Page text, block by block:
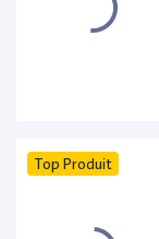
Top Produit